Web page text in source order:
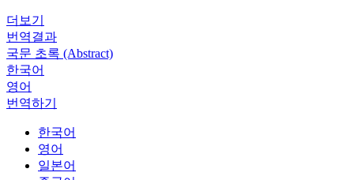
더보기
번역결과
국문 초록 (Abstract)
한국어
영어
번역하기
한국어
영어
일본어